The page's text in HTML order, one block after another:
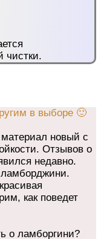
чистки.
в выборе 🙂
новый с
Отзывов о
недавно.
как поведет
о ламборгини?